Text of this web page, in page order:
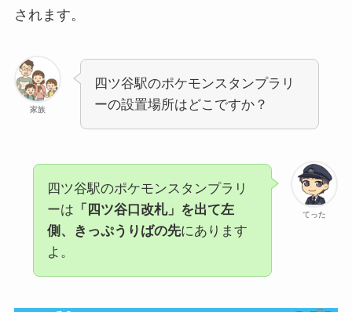
されます。
家族
四ツ谷駅のポケモンスタンプラリ
ーの設置場所はどこですか？
てった
四ツ谷駅のポケモンスタンプラリ
ーは 「四ツ谷口改札」を出て左
側、きっぷうりばの先にあります
よ。